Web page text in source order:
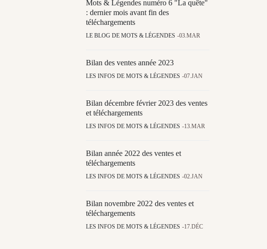
Mots & Légendes numéro 6 "La quête"
: dernier mois avant fin des
téléchargements
LE BLOG DE MOTS & LÉGENDES 03.MAR
Bilan des ventes année 2023
LES INFOS DE MOTS & LÉGENDES 07.JAN
Bilan décembre février 2023 des ventes
et téléchargements
LES INFOS DE MOTS & LÉGENDES 13.MAR
Bilan année 2022 des ventes et
téléchargements
LES INFOS DE MOTS & LÉGENDES 02.JAN
Bilan novembre 2022 des ventes et
téléchargements
LES INFOS DE MOTS & LÉGENDES 17.DÉC